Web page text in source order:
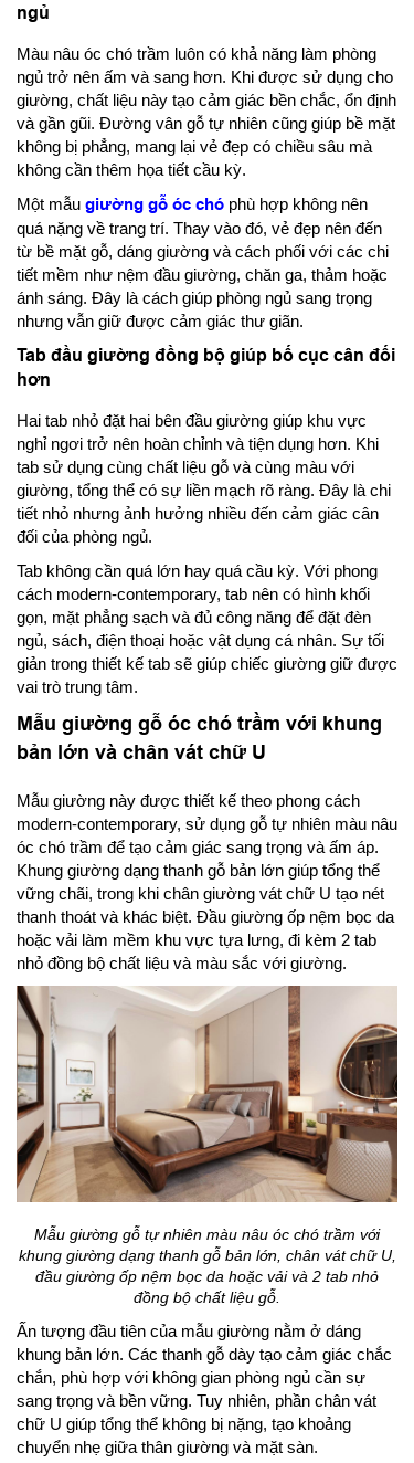
ngủ
Màu nâu óc chó trầm luôn có khả năng làm phòng
ngủ trở nên ấm và sang hơn. Khi được sử dụng cho
giường, chất liệu này tạo cảm giác bền chắc, ổn định
và gần gũi. Đường vân gỗ tự nhiên cũng giúp bề mặt
không bị phẳng, mang lại vẻ đẹp có chiều sâu mà
không cần thêm họa tiết cầu kỳ.
Một mẫu giường gỗ óc chó phù hợp không nên
quá nặng về trang trí. Thay vào đó, vẻ đẹp nên đến
từ bề mặt gỗ, dáng giường và cách phối với các chi
tiết mềm như nệm đầu giường, chăn ga, thảm hoặc
ánh sáng. Đây là cách giúp phòng ngủ sang trọng
nhưng vẫn giữ được cảm giác thư giãn.
Tab đầu giường đồng bộ giúp bố cục cân đối
hơn
Hai tab nhỏ đặt hai bên đầu giường giúp khu vực
nghỉ ngơi trở nên hoàn chỉnh và tiện dụng hơn. Khi
tab sử dụng cùng chất liệu gỗ và cùng màu với
giường, tổng thể có sự liền mạch rõ ràng. Đây là chi
tiết nhỏ nhưng ảnh hưởng nhiều đến cảm giác cân
đối của phòng ngủ.
Tab không cần quá lớn hay quá cầu kỳ. Với phong
cách modern-contemporary, tab nên có hình khối
gọn, mặt phẳng sạch và đủ công năng để đặt đèn
ngủ, sách, điện thoại hoặc vật dụng cá nhân. Sự tối
giản trong thiết kế tab sẽ giúp chiếc giường giữ được
vai trò trung tâm.
Mẫu giường gỗ óc chó trầm với khung
bản lớn và chân vát chữ U
Mẫu giường này được thiết kế theo phong cách
modern-contemporary, sử dụng gỗ tự nhiên màu nâu
óc chó trầm để tạo cảm giác sang trọng và ấm áp.
Khung giường dạng thanh gỗ bản lớn giúp tổng thể
vững chãi, trong khi chân giường vát chữ U tạo nét
thanh thoát và khác biệt. Đầu giường ốp nệm bọc da
hoặc vải làm mềm khu vực tựa lưng, đi kèm 2 tab
nhỏ đồng bộ chất liệu và màu sắc với giường.
Mẫu giường gỗ tự nhiên màu nâu óc chó trầm với
khung giường dạng thanh gỗ bản lớn, chân vát chữ U,
đầu giường ốp nệm bọc da hoặc vải và 2 tab nhỏ
đồng bộ chất liệu gỗ.
Ấn tượng đầu tiên của mẫu giường nằm ở dáng
khung bản lớn. Các thanh gỗ dày tạo cảm giác chắc
chắn, phù hợp với không gian phòng ngủ cần sự
sang trọng và bền vững. Tuy nhiên, phần chân vát
chữ U giúp tổng thể không bị nặng, tạo khoảng
chuyển nhẹ giữa thân giường và mặt sàn.